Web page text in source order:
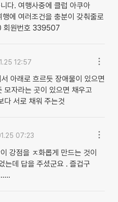
다. 여행사중에 클럽 아쿠아
에 여러조건을 충분이 갖춰줄로
원번호 339507
12:57
아래로 흐르듯 장애물이 있으면
모자라는 곳이 있으면 채우고
다 서로 채워 주는것
07:23
강점을 ㅈ화롭게 만드는 것이
는데 답을 주셨군요 . 즐겁구